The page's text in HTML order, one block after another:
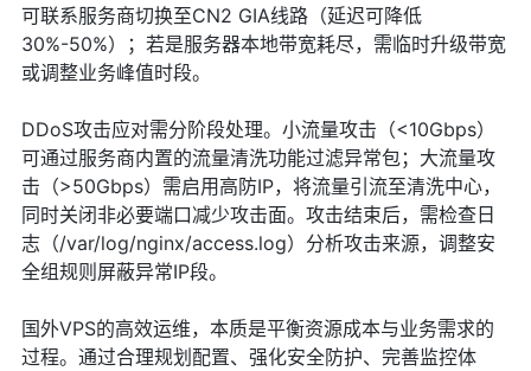
可联系服务商切换至CN2 GIA线路（延迟可降低
30%-50%）；若是服务器本地带宽耗尽，需临时升级带宽
或调整业务峰值时段。
DDoS攻击应对需分阶段处理。小流量攻击（<10Gbps）
可通过服务商内置的流量清洗功能过滤异常包；大流量攻
击（>50Gbps）需启用高防IP，将流量引流至清洗中心，
同时关闭非必要端口减少攻击面。攻击结束后，需检查日
志（/var/log/nginx/access.log）分析攻击来源，调整安
全组规则屏蔽异常IP段。
国外VPS的高效运维，本质是平衡资源成本与业务需求的
过程。通过合理规划配置、强化安全防护、完善监控体